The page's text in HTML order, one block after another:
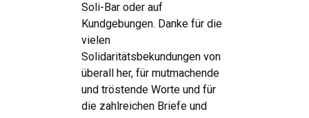
Soli-Bar oder auf
Kundgebungen. Danke für die
vielen
Solidaritätsbekundungen von
überall her, für mutmachende
und tröstende Worte und für
die zahlreichen Briefe und